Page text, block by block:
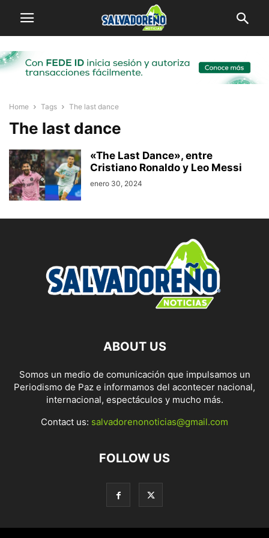
Home Tags The last dance
The last dance
«The Last Dance», entre
Cristiano Ronaldo y Leo Messi
enero 30, 2024
ABOUT US
Somos un medio de comunicación que impulsamos un
Periodismo de Paz e informamos del acontecer nacional,
internacional, espectáculos y mucho más.
Contact us: salvadorenonoticias@gmail.com
FOLLOW US